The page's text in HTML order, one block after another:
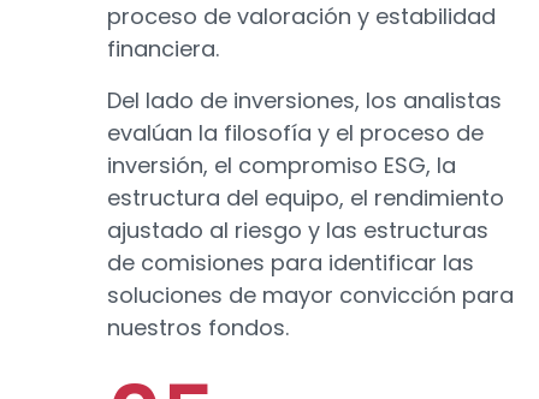
proceso de valoración y estabilidad
financiera.
Del lado de inversiones, los analistas
evalúan la filosofía y el proceso de
inversión, el compromiso ESG, la
estructura del equipo, el rendimiento
ajustado al riesgo y las estructuras
de comisiones para identificar las
soluciones de mayor convicción para
nuestros fondos.